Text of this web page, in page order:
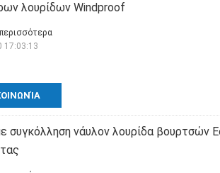
λουρίδων Windproof
17:03:13
συγκόλληση νάυλον λουρίδα βουρτσών